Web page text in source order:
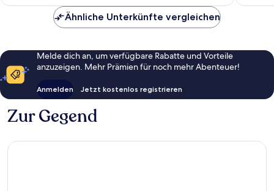
Ähnliche Unterkünfte vergleichen
Melde dich an, um verfügbare Rabatte und Vorteile
anzuzeigen. Mehr Prämien für noch mehr Abenteuer!
Anmelden Jetzt kostenlos registrieren
Zur Gegend